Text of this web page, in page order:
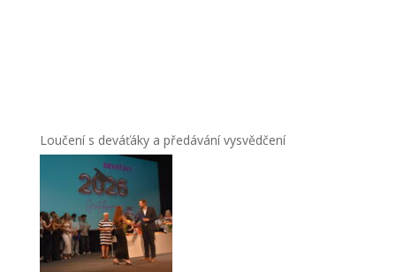
Loučení s deváťáky a předávání vysvědčení